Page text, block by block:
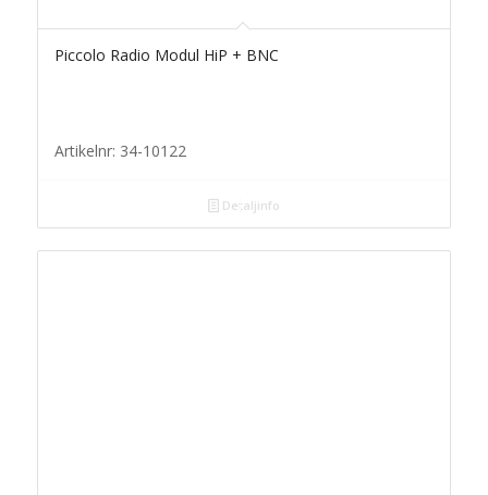
Piccolo Radio Modul HiP + BNC
Artikelnr: 34-10122
Detaljinfo